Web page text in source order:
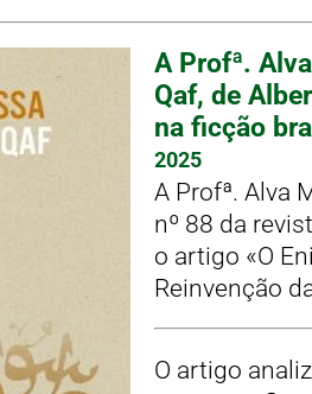
A Profª.
Qaf, de
na ficção
2025
A Profª. Alva
nº 88 da
o artigo «O
Reinvenção
O artigo